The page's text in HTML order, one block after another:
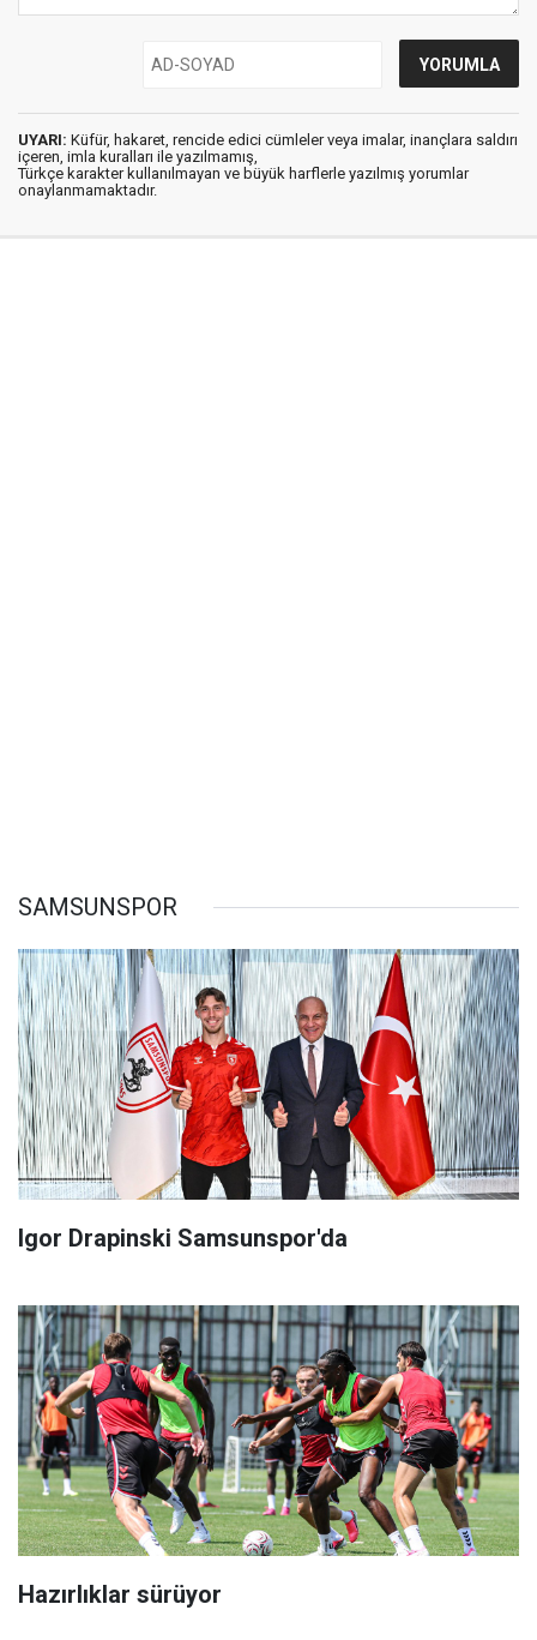
UYARI: Küfür, hakaret, rencide edici cümleler veya imalar, inançlara saldırı
içeren, imla kuralları ile yazılmamış,
Türkçe karakter kullanılmayan ve büyük harflerle yazılmış yorumlar
onaylanmamaktadır.
SAMSUNSPOR
Igor Drapinski Samsunspor'da
Hazırlıklar sürüyor